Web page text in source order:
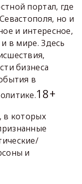
портал, где
но и
и интересное,
в мире. Здесь
бизнеса
в
18+
в которых
и